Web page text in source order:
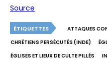
Source
ÉTIQUETTES
ATTAQUES
CHRÉTIENS PERSÉCUTÉS (INDE)
ÉGLISES ET LIEUX DE CULTE PILLÉS